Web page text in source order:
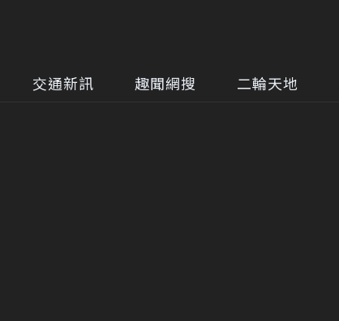
交通新訊 趣聞網搜 二輪天地